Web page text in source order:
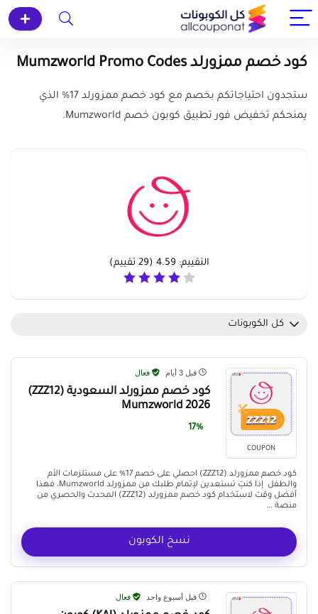
كود خصم ممزورلد Mumzworld Promo Codes
ستجدون احتياجاتكم بخصم مع كود خصم ممزورلد 17% الذي
يمنحكم تخفيض فور تطبيق كوبون خصم Mumzworld.
التقييم: 4.59
(
29 تقييم)
كل الكوبونات
COUPON
قبل 3 أيام فعال
كود خصم ممزورلد السعودية (ZZZ12)
Mumzworld 2026
17%
كود خصم ممزورلد (ZZZ12) احصلي على خصم 17% على مستلزمات الأم
والطفل إذا كنتِ تستعدين لإتمام طلبك من ممزورلد Mumzworld، فهذا
أفضل وقت لاستخدام كود خصم ممزورلد (ZZZ12) المحدث والحصري من
منصة ...
نسخ الكوبون
قبل أسبوع واحد فعال